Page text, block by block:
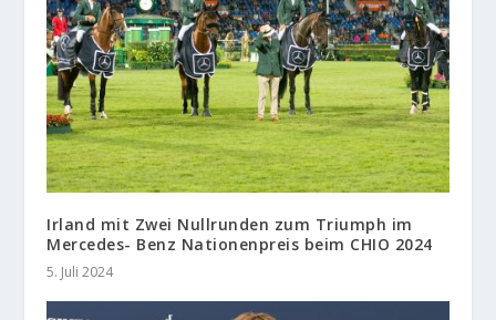
Irland mit Zwei Nullrunden zum Triumph im
Mercedes- Benz Nationenpreis beim CHIO 2024
5. Juli 2024